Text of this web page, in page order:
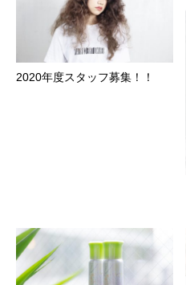
2020年度スタッフ募集！！